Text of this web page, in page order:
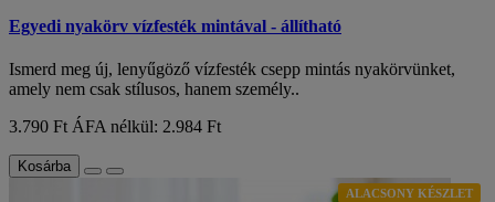
Egyedi nyakörv vízfesték mintával - állítható
Ismerd meg új, lenyűgöző vízfesték csepp mintás nyakörvünket,
amely nem csak stílusos, hanem személy..
3.790 FtÁFA nélkül: 2.984 Ft
Kosárba
ALACSONY KÉSZLET